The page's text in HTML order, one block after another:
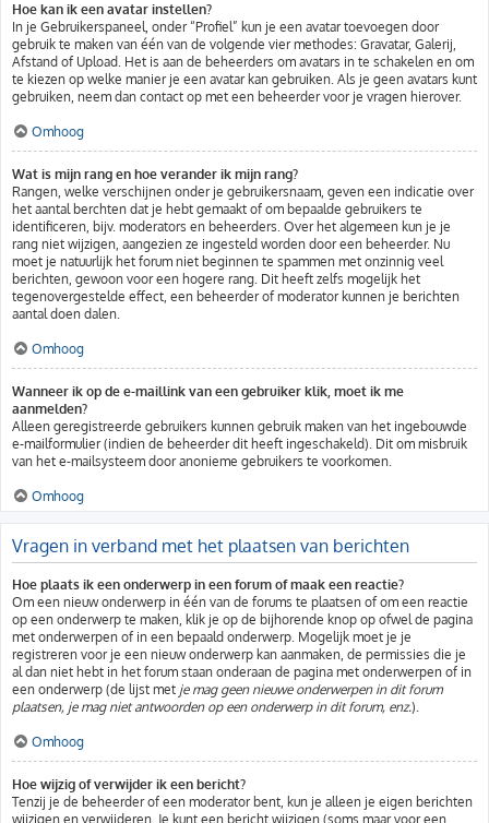
Hoe kan ik een avatar instellen?
In je Gebruikerspaneel, onder “Profiel” kun je een avatar toevoegen door
gebruik te maken van één van de volgende vier methodes: Gravatar, Galerij,
Afstand of Upload. Het is aan de beheerders om avatars in te schakelen en om
te kiezen op welke manier je een avatar kan gebruiken. Als je geen avatars kunt
gebruiken, neem dan contact op met een beheerder voor je vragen hierover.
Omhoog
Wat is mijn rang en hoe verander ik mijn rang?
Rangen, welke verschijnen onder je gebruikersnaam, geven een indicatie over
het aantal berchten dat je hebt gemaakt of om bepaalde gebruikers te
identificeren, bijv. moderators en beheerders. Over het algemeen kun je je
rang niet wijzigen, aangezien ze ingesteld worden door een beheerder. Nu
moet je natuurlijk het forum niet beginnen te spammen met onzinnig veel
berichten, gewoon voor een hogere rang. Dit heeft zelfs mogelijk het
tegenovergestelde effect, een beheerder of moderator kunnen je berichten
aantal doen dalen.
Omhoog
Wanneer ik op de e-maillink van een gebruiker klik, moet ik me
aanmelden?
Alleen geregistreerde gebruikers kunnen gebruik maken van het ingebouwde
e-mailformulier (indien de beheerder dit heeft ingeschakeld). Dit om misbruik
van het e-mailsysteem door anonieme gebruikers te voorkomen.
Omhoog
Vragen in verband met het plaatsen van berichten
Hoe plaats ik een onderwerp in een forum of maak een reactie?
Om een nieuw onderwerp in één van de forums te plaatsen of om een reactie
op een onderwerp te maken, klik je op de bijhorende knop op ofwel de pagina
met onderwerpen of in een bepaald onderwerp. Mogelijk moet je je
registreren voor je een nieuw onderwerp kan aanmaken, de permissies die je
al dan niet hebt in het forum staan onderaan de pagina met onderwerpen of in
een onderwerp (de lijst met je mag geen nieuwe onderwerpen in dit forum
plaatsen, je mag niet antwoorden op een onderwerp in dit forum, enz.).
Omhoog
Hoe wijzig of verwijder ik een bericht?
Tenzij je de beheerder of een moderator bent, kun je alleen je eigen berichten
wijzigen en verwijderen. Je kunt een bericht wijzigen (soms maar voor een